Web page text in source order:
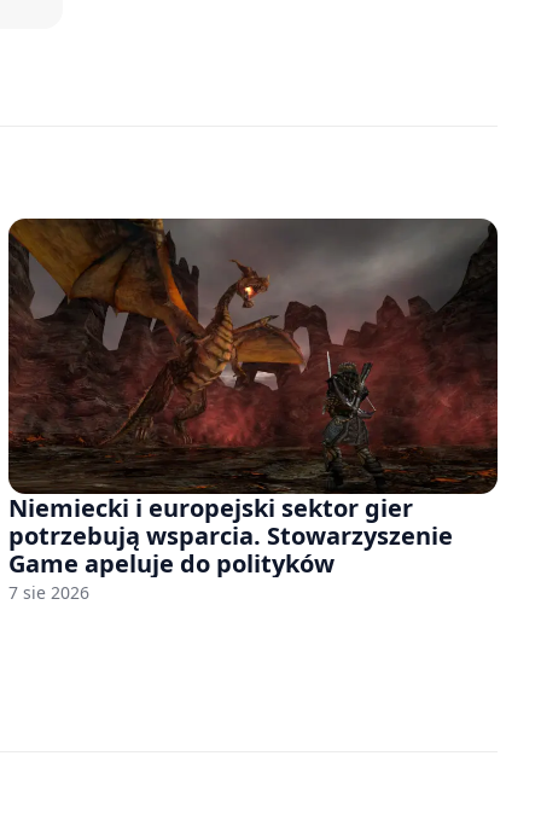
Niemiecki i europejski sektor gier
potrzebują wsparcia. Stowarzyszenie
Game apeluje do polityków
7 sie 2026